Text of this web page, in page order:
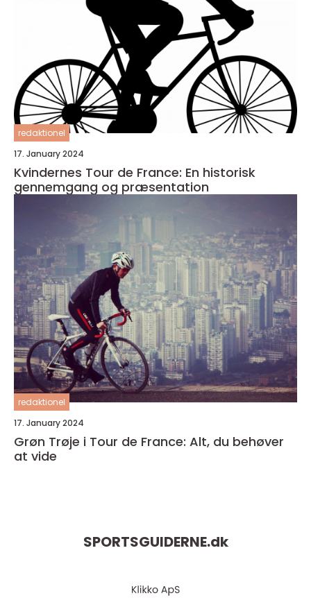
redaktionel
17. January 2024
Kvindernes Tour de France: En historisk
gennemgang og præsentation
redaktionel
17. January 2024
Grøn Trøje i Tour de France: Alt, du behøver
at vide
SPORTSGUIDERNE.dk